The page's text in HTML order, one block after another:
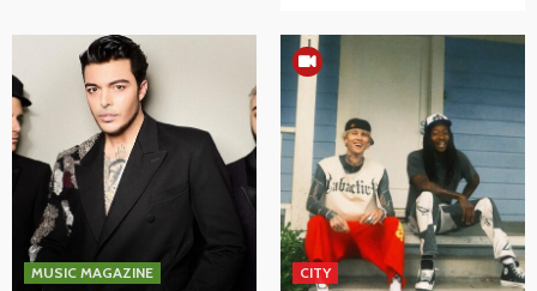
MUSIC MAGAZINE CITY